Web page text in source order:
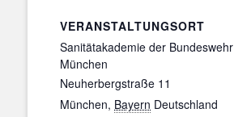
VERANSTALTUNGSORT
Sanitätakademie der Bundeswehr
München
Neuherbergstraße 11
München, Bayern Deutschland